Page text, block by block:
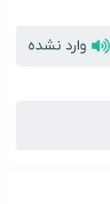
وارد نشده